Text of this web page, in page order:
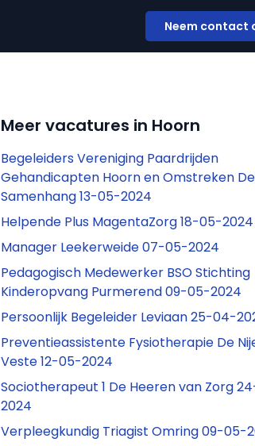
Neem contact
Meer vacatures in Hoorn
Begeleiders Vereniging Paardrijden
Gehandicapten Hoorn en Omstreken De
Samenhang 13-05-2024
Helpende Plus MagentaZorg 18-05-2024
Manager Leekerweide 07-05-2024
Pedagogisch Medewerker BSO Stichting
Kinderopvang Purmerend 09-05-2024
Persoonlijk Begeleider Leviaan 25-04-
Preventieassistente Fysiotherapie De
Veste 12-05-2024
Sociotherapeut 1 De Heeren van Zorg
2024
Verpleegkundig Triagist Omring 09-05-